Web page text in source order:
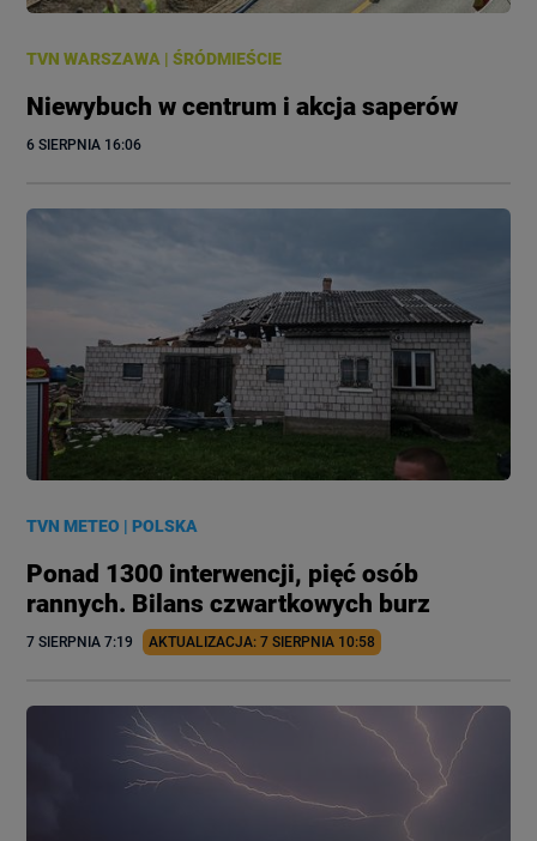
TVN WARSZAWA |ŚRÓDMIEŚCIE
Niewybuch w centrum i akcja saperów
6 SIERPNIA 16:06
TVN METEO |POLSKA
Ponad 1300 interwencji, pięć osób
rannych. Bilans czwartkowych burz
7 SIERPNIA 7:19 AKTUALIZACJA: 7 SIERPNIA 10:58